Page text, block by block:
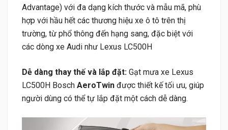
Advantage) với đa dạng kích thước và mẫu mã, phù
hợp với hầu hết các thương hiệu xe ô tô trên thị
trường, từ phổ thông đến hạng sang, đặc biệt với
các dòng xe Audi như Lexus LC500H
Dễ dàng thay thế và lắp đặt: Gạt mưa xe Lexus
LC500H Bosch AeroTwin được thiết kế tối ưu, giúp
người dùng có thể tự lắp đặt một cách dễ dàng.